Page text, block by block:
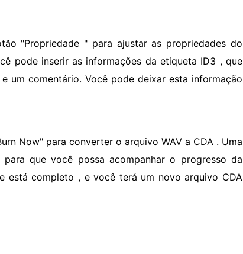
"Propriedade " para ajustar as propriedades do
pode inserir as informações da etiqueta ID3 , que
um comentário. Você pode deixar esta informação
Now" para converter o arquivo WAV a CDA . Uma
que você possa acompanhar o progresso da
está completo , e você terá um novo arquivo CDA